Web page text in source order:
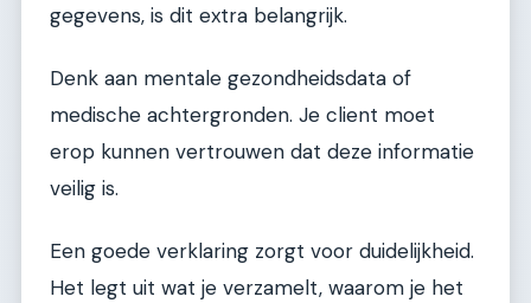
gegevens, is dit extra belangrijk.
Denk aan mentale gezondheidsdata of
medische achtergronden. Je client moet
erop kunnen vertrouwen dat deze informatie
veilig is.
Een goede verklaring zorgt voor duidelijkheid.
Het legt uit wat je verzamelt, waarom je het